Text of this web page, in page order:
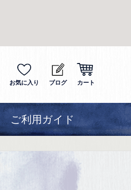
お気に入り ブログ カート
ご利用ガイド